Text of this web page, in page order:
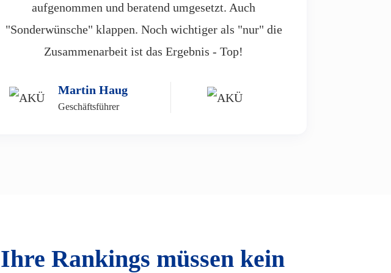
aufgenommen und beratend umgesetzt. Auch
"Sonderwünsche" klappen. Noch wichtiger als "nur" die
Zusammenarbeit ist das Ergebnis - Top!
Martin Haug
Geschäftsführer
Ihre Rankings müssen kein